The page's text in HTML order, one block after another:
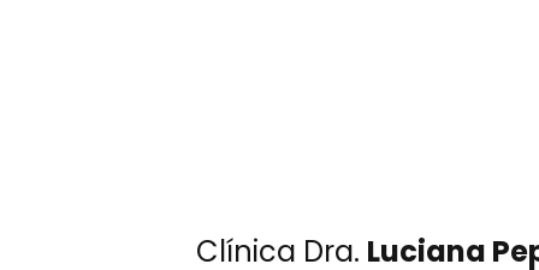
Clínica Dra. Luciana